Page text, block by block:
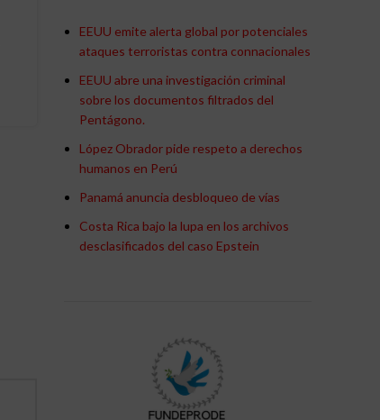
Venezuela se aferra a la vida, a la fe y a la
CONTINUAR LEYENDO
EEUU emite alerta global por potenciales
ataques terroristas contra connacionales
EEUU abre una investigación criminal
sobre los documentos filtrados del
Pentágono.
López Obrador pide respeto a derechos
humanos en Perú
Panamá anuncia desbloqueo de vías
Costa Rica bajo la lupa en los archivos
desclasificados del caso Epstein